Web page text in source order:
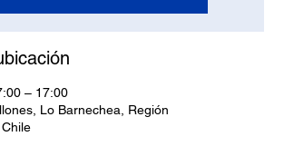
– 17:00
Lo Barnechea, Región